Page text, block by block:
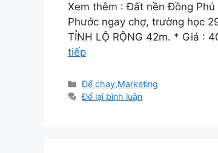
Xem thêm : Đất nền Đồng
Phước ngay chợ, trường học
TỈNH LỘ RỘNG 42m. * Giá :
tiếp
Danh
mục
Để chạy,Marketing
Để lại bình luận